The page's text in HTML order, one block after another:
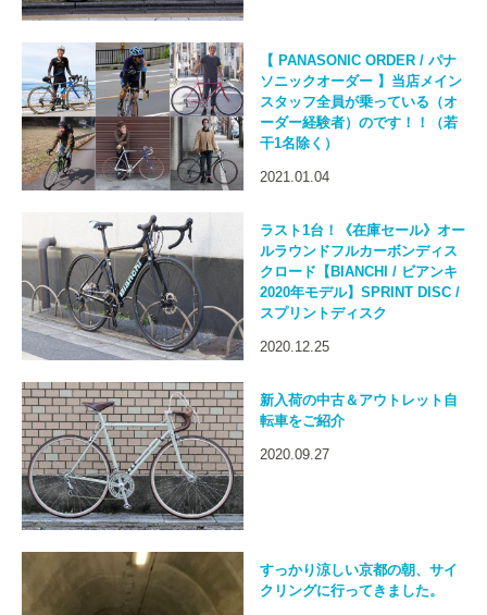
【 PANASONIC ORDER / パナ
ソニックオーダー 】当店メイン
スタッフ全員が乗っている（オ
ーダー経験者）のです！！（若
干1名除く）
2021.01.04
ラスト1台！《在庫セール》オー
ルラウンドフルカーボンディス
クロード【BIANCHI / ビアンキ
2020年モデル】SPRINT DISC /
スプリントディスク
2020.12.25
新入荷の中古＆アウトレット自
転車をご紹介
2020.09.27
すっかり涼しい京都の朝、サイ
クリングに行ってきました。